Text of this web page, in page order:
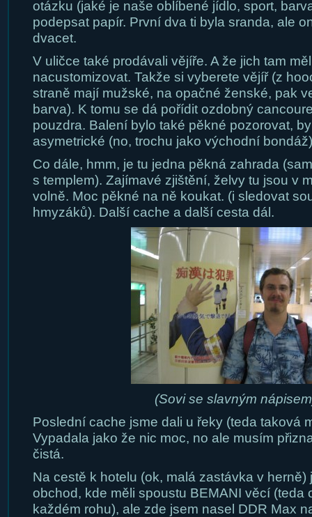
otázku (jaké je naše oblíbené jídlo, sport,
podepsat papír. První dva ti byla sranda, ale
dvacet.
V uličce také prodávali vějíře. A že jich tam
nacustomizovat. Takže si vyberete vějíř (z
straně mají mužské, na opačné ženské, pak
barva). K tomu se dá pořídit ozdobný
pouzdra. Balení bylo také pěkné pozorovat,
asymetrické (no, trochu jako východní
Co dále, hmm, je tu jedna pěkná zahrada
s templem). Zajímavé zjištění, želvy tu jsou v
volně. Moc pěkné na ně koukat. (i sledovat
hmyzáků). Další cache a další cesta dál.
(Sovi se slavným
Poslední cache jsme dali u řeky (teda taková
Vypadala jako že nic moc, no ale musím
čistá.
Na cestě k hotelu (ok, malá zastávka v herně)
obchod, kde měli spoustu BEMANI věcí (teda
každém rohu), ale zde jsem nasel DDR Max